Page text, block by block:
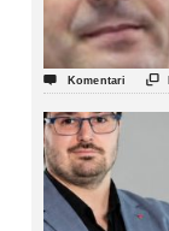
 Komentari 